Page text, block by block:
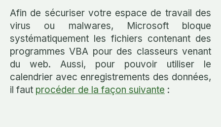
Afin de sécuriser votre espace de travail des
virus ou malwares, Microsoft bloque
systématiquement les fichiers contenant des
programmes VBA pour des classeurs venant
du web. Aussi, pour pouvoir utiliser le
calendrier avec enregistrements des données,
il faut procéder de la façon suivante :